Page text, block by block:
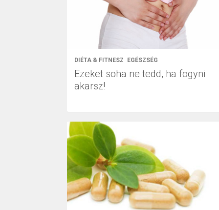
DIÉTA & FITNESZ EGÉSZSÉG
Ezeket soha ne tedd, ha fogyni
akarsz!